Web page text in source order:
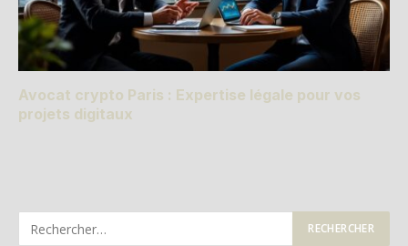
Avocat crypto Paris : Expertise légale pour vos
projets digitaux